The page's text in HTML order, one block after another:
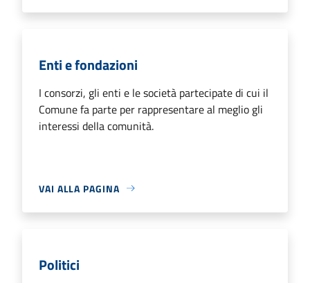
Enti e fondazioni
I consorzi, gli enti e le società partecipate di cui il
Comune fa parte per rappresentare al meglio gli
interessi della comunità.
VAI ALLA PAGINA
Politici